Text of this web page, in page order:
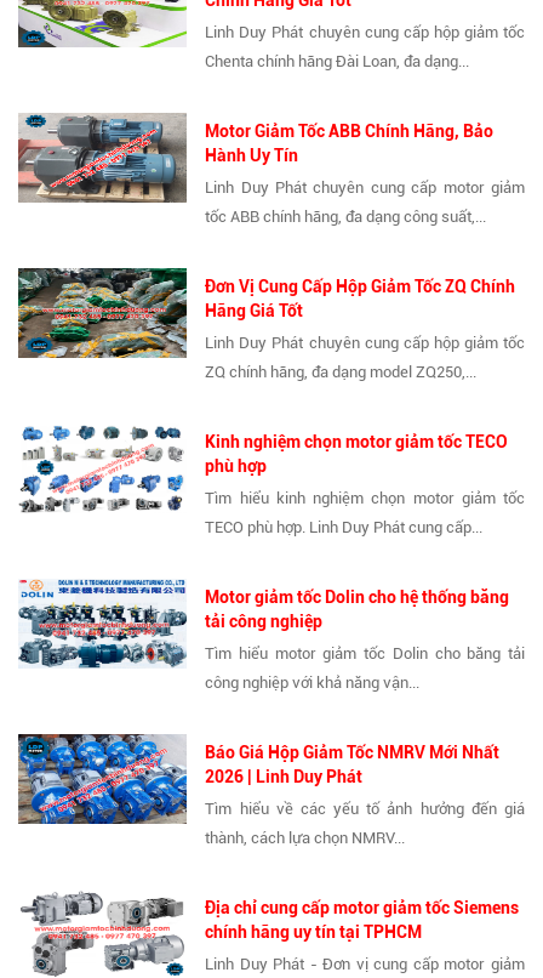
Linh Duy Phát chuyên cung cấp hộp giảm tốc
Chenta chính hãng Đài Loan, đa dạng...
Motor Giảm Tốc ABB Chính Hãng, Bảo
Hành Uy Tín
Linh Duy Phát chuyên cung cấp motor giảm
tốc ABB chính hãng, đa dạng công suất,...
Đơn Vị Cung Cấp Hộp Giảm Tốc ZQ Chính
Hãng Giá Tốt
Linh Duy Phát chuyên cung cấp hộp giảm tốc
ZQ chính hãng, đa dạng model ZQ250,...
Kinh nghiệm chọn motor giảm tốc TECO
phù hợp
Tìm hiểu kinh nghiệm chọn motor giảm tốc
TECO phù hợp. Linh Duy Phát cung cấp...
Motor giảm tốc Dolin cho hệ thống băng
tải công nghiệp
Tìm hiểu motor giảm tốc Dolin cho băng tải
công nghiệp với khả năng vận...
Báo Giá Hộp Giảm Tốc NMRV Mới Nhất
2026 | Linh Duy Phát
Tìm hiểu về các yếu tố ảnh hưởng đến giá
thành, cách lựa chọn NMRV...
Địa chỉ cung cấp motor giảm tốc Siemens
chính hãng uy tín tại TPHCM
Linh Duy Phát - Đơn vị cung cấp motor giảm